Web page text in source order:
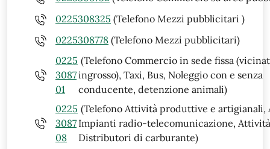
0225308325 (Telefono Mezzi pubblicitari )
0225308778 (Telefono Mezzi pubblicitari)
0225
3087
01
(Telefono Commercio in sede fissa
ingrosso), Taxi, Bus, Noleggio con e senza
conducente, detenzione animali)
0225
3087
08
(Telefono Attività produttive e artigianali,
Impianti radio-telecomunicazione,
Distributori di carburante)